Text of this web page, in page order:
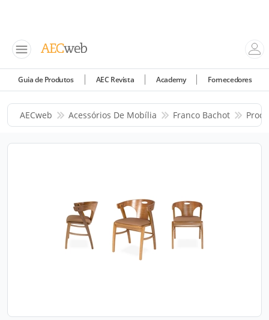
Guia de Produtos AEC Revista Academy Fornecedores
AECweb Acessórios De Mobília Franco Bachot